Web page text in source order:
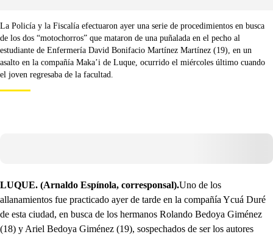
La Policía y la Fiscalía efectuaron ayer una serie de procedimientos en busca
de los dos “motochorros” que mataron de una puñalada en el pecho al
estudiante de Enfermería David Bonifacio Martínez Martínez (19), en un
asalto en la compañía Maka’i de Luque, ocurrido el miércoles último cuando
el joven regresaba de la facultad.
LUQUE. (Arnaldo Espínola, corresponsal).Uno de los
allanamientos fue practicado ayer de tarde en la compañía Ycuá Duré
de esta ciudad, en busca de los hermanos Rolando Bedoya Giménez
(18) y Ariel Bedoya Giménez (19), sospechados de ser los autores